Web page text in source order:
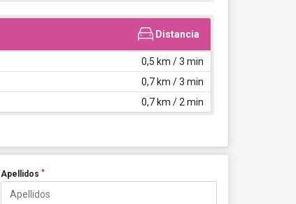
Distancia
0,5 km / 3 min
0,7 km / 3 min
0,7 km / 2 min
Apellidos *